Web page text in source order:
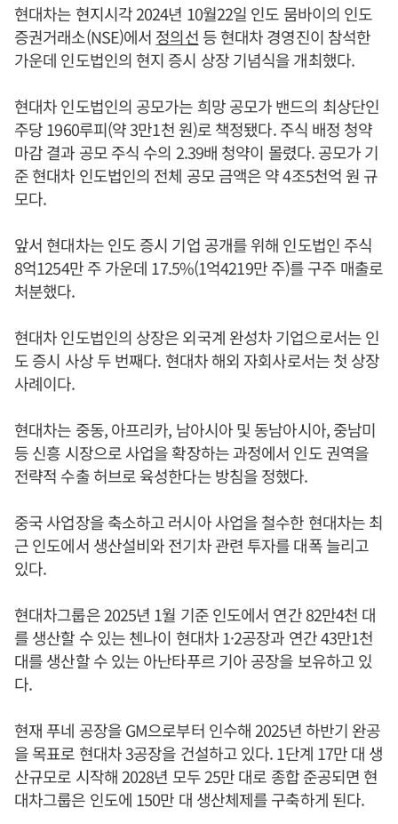
현대차는 현지시각 2024년 10월22일 인도 뭄바이의 인도
증권거래소(NSE)에서 정의선 등 현대차 경영진이 참석한
가운데 인도법인의 현지 증시 상장 기념식을 개최했다.
현대차 인도법인의 공모가는 희망 공모가 밴드의 최상단인
주당 1960루피(약 3만1천 원)로 책정됐다. 주식 배정 청약
마감 결과 공모 주식 수의 2.39배 청약이 몰렸다. 공모가 기
준 현대차 인도법인의 전체 공모 금액은 약 4조5천억 원 규
모다.
앞서 현대차는 인도 증시 기업 공개를 위해 인도법인 주식
8억1254만 주 가운데 17.5%(1억4219만 주)를 구주 매출로
처분했다.
현대차 인도법인의 상장은 외국계 완성차 기업으로서는 인
도 증시 사상 두 번째다. 현대차 해외 자회사로서는 첫 상장
사례이다.
현대차는 중동, 아프리카, 남아시아 및 동남아시아, 중남미
등 신흥 시장으로 사업을 확장하는 과정에서 인도 권역을
전략적 수출 허브로 육성한다는 방침을 정했다.
중국 사업장을 축소하고 러시아 사업을 철수한 현대차는 최
근 인도에서 생산설비와 전기차 관련 투자를 대폭 늘리고
있다.
현대차그룹은 2025년 1월 기준 인도에서 연간 82만4천 대
를 생산할 수 있는 첸나이 현대차 1·2공장과 연간 43만1천
대를 생산할 수 있는 아난타푸르 기아 공장을 보유하고 있
다.
현재 푸네 공장을 GM으로부터 인수해 2025년 하반기 완공
을 목표로 현대차 3공장을 건설하고 있다. 1단계 17만 대 생
산규모로 시작해 2028년 모두 25만 대로 종합 준공되면 현
대차그룹은 인도에 150만 대 생산체제를 구축하게 된다.